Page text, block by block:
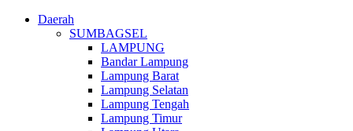
Daerah
SUMBAGSEL
LAMPUNG
Bandar Lampung
Lampung Barat
Lampung Selatan
Lampung Tengah
Lampung Timur